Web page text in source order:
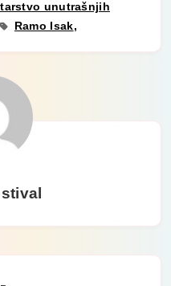
unutrašnjih
Ramo Isak